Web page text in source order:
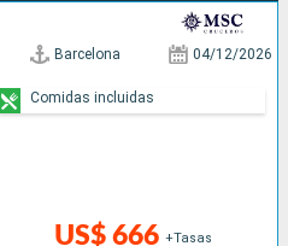
Barcelona 04/12/2026
US$ 666 +Tasas
Comidas incluidas